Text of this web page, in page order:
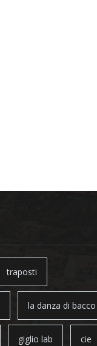
traposti
la danza di bacco
giglio lab cie